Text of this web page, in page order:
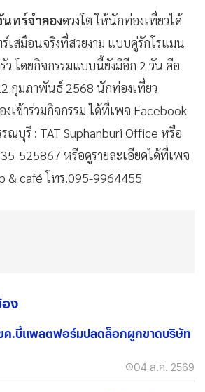
นทร์จำลองดวงโต ให้นักท่องเที่ยวได้
เสมือนจริงที่สวยงาม แบบคู่รักโรแมน
โดยกิจกรรมแบบนี้ยังมีอีก 2 วัน คือ
กุมภาพันธ์ 2568 นักท่องเที่ยว
เข้าร่วมกิจกรรม ได้ที่เพจ Facebook
บุรี : TAT Suphanburi Office หรือ
525867 หรือดูรายละเอียดได้ที่เพจ
& café โทร.095-9964455
อง
ค.บี้แพลตฟอร์มปลดล็อกผูกขาดบริษัท
04 ส.ค. 2569